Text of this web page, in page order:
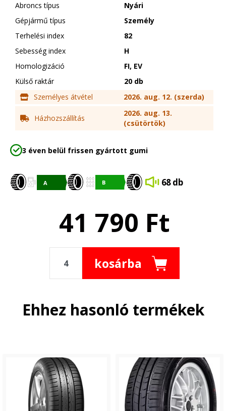
Abroncs típus
Nyári
Gépjármű típus
Személy
Terhelési index
82
Sebesség index
H
Homologizáció
FI, EV
Külső raktár
20 db
Személyes átvétel
2026. aug. 12. (szerda)
Házhozszállítás
2026. aug. 13.
(csütörtök)
3 éven belül frissen gyártott gumi
68 db
41 790 Ft
kosárba
Ehhez hasonló termékek